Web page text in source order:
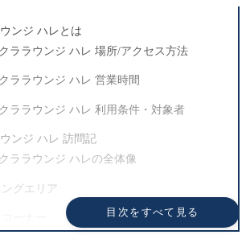
目次をすべて見る
ンジ ハレとは
ララウンジ ハレ 場所/アクセス方法
ララウンジ ハレ 営業時間
ララウンジ ハレ 利用条件・対象者
ンジ ハレ 訪問記
ララウンジ ハレの全体像
グエリア